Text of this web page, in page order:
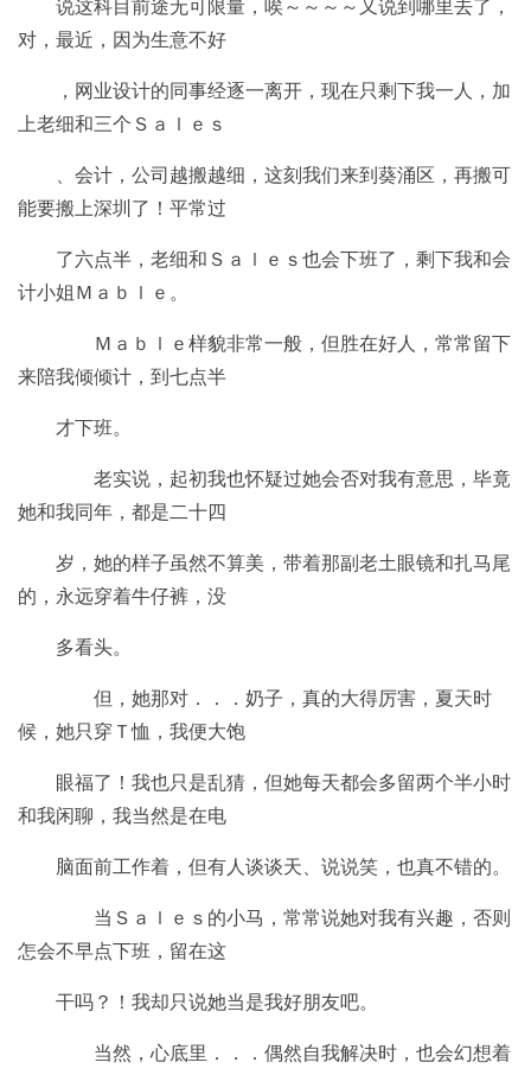
说这科目前途无可限量，唉～～～～又说到哪里去了，
对，最近，因为生意不好
，网业设计的同事经逐一离开，现在只剩下我一人，加
上老细和三个Ｓａｌｅｓ
、会计，公司越搬越细，这刻我们来到葵涌区，再搬可
能要搬上深圳了！平常过
了六点半，老细和Ｓａｌｅｓ也会下班了，剩下我和会
计小姐Ｍａｂｌｅ。
Ｍａｂｌｅ样貌非常一般，但胜在好人，常常留下
来陪我倾倾计，到七点半
才下班。
老实说，起初我也怀疑过她会否对我有意思，毕竟
她和我同年，都是二十四
岁，她的样子虽然不算美，带着那副老土眼镜和扎马尾
的，永远穿着牛仔裤，没
多看头。
但，她那对．．．奶子，真的大得厉害，夏天时
候，她只穿Ｔ恤，我便大饱
眼福了！我也只是乱猜，但她每天都会多留两个半小时
和我闲聊，我当然是在电
脑面前工作着，但有人谈谈天、说说笑，也真不错的。
当Ｓａｌｅｓ的小马，常常说她对我有兴趣，否则
怎会不早点下班，留在这
干吗？！我却只说她当是我好朋友吧。
当然，心底里．．．偶然自我解决时，也会幻想着